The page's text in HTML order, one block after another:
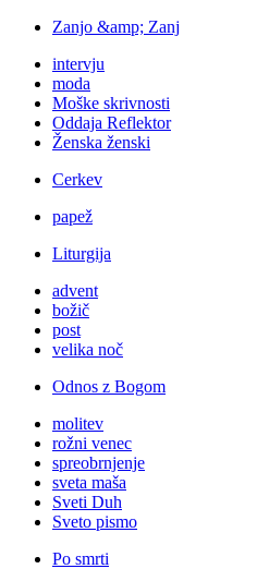
Zanjo &amp; Zanj
intervju
moda
Moške skrivnosti
Oddaja Reflektor
Ženska ženski
Cerkev
papež
Liturgija
advent
božič
post
velika noč
Odnos z Bogom
molitev
rožni venec
spreobrnjenje
sveta maša
Sveti Duh
Sveto pismo
Po smrti